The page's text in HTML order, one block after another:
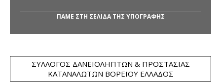
ΠΑΜΕ ΣΤΗ ΣΕΛΙΔΑ ΤΗΣ ΥΠΟΓΡΑΦΗΣ
ΣΎΛΛΟΓΟΣ ΔΑΝΕΙΟΛΗΠΤΏΝ & ΠΡΟΣΤΑΣΊΑΣ
ΚΑΤΑΝΑΛΩΤΏΝ ΒΟΡΕΊΟΥ ΕΛΛΆΔΟΣ